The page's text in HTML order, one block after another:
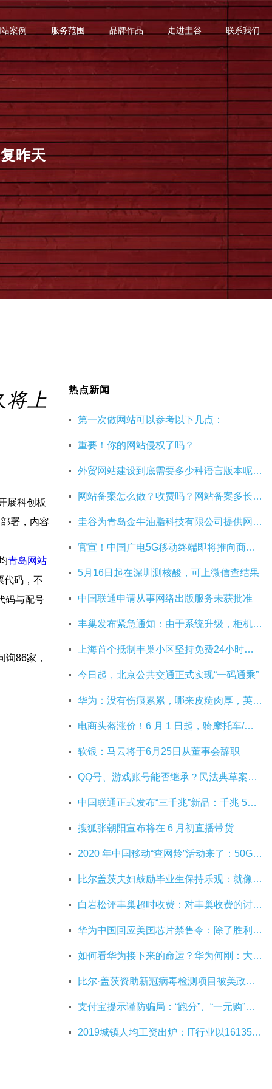
案例 服务范围 品牌作品 走进圭谷 联系我们
昨天
将上
展科创板
部署，内容
青岛 网站
代码，不
码与配号
86家，
热点新闻
第一次做网站可以参考以下几点：
重要！你的网站侵权了吗？
外贸网站建设到底需要多少种语言版本呢？40种语言的网站建设有必要吗？
网站备案怎么做？收费吗？网站备案多长时间能成功呢？
圭谷为青岛金牛油脂科技有限公司提供网站搭建定制服务
官宣！中国广电5G移动终端即将推向商用市场
5月16日起在深圳测核酸，可上微信查结果
中国联通申请从事网络出版服务未获批准
丰巢发布紧急通知：由于系统升级，柜机寄件服务北京双向关停
上海首个抵制丰巢小区坚持免费24小时：继续协商，正在自建快递中转站
今日起，北京公共交通正式实现“一码通乘”
华为：没有伤痕累累，哪来皮糙肉厚，英雄自古多磨难
电商头盔涨价！6 月 1 日起，骑摩托车/电动车不戴头盔将被严查
软银：马云将于6月25日从董事会辞职
QQ号、游戏账号能否继承？民法典草案中将概括
中国联通正式发布“三千兆”新品：千兆 5G 、千兆宽带及千兆 Wi-Fi
搜狐张朝阳宣布将在 6 月初直播带货
2020 年中国移动“查网龄”活动来了：50G 畅玩流量包，钻石勋章宽带提速至 1000 M
比尔盖茨夫妇鼓励毕业生保持乐观：就像二战后重建，你们将引领潮流
白岩松评丰巢超时收费：对丰巢收费的讨论争议及反对其实是件好事
华为中国回应美国芯片禁售令：除了胜利，我们已经无路可走
如何看华为接下来的命运？华为何刚：大部分同事并不悲观
比尔·盖茨资助新冠病毒检测项目被美政府叫停
支付宝提示谨防骗局：“跑分”、“一元购”是赌博
2019城镇人均工资出炉：IT行业以161352元位居第一